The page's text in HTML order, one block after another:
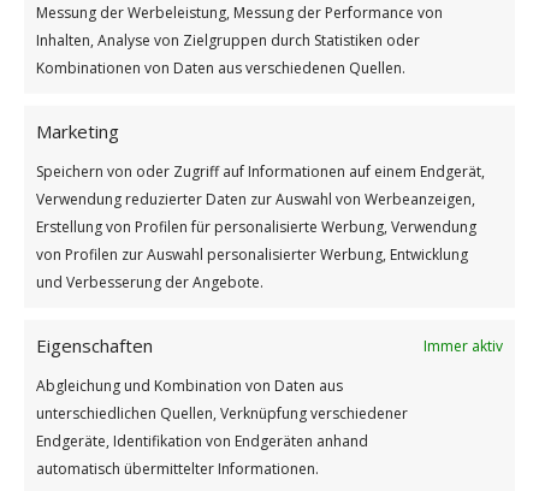
Messung der Werbeleistung, Messung der Performance von
Inhalten, Analyse von Zielgruppen durch Statistiken oder
Kombinationen von Daten aus verschiedenen Quellen.
Marketing
Speichern von oder Zugriff auf Informationen auf einem Endgerät,
Verwendung reduzierter Daten zur Auswahl von Werbeanzeigen,
Erstellung von Profilen für personalisierte Werbung, Verwendung
von Profilen zur Auswahl personalisierter Werbung, Entwicklung
und Verbesserung der Angebote.
Eigenschaften
Immer aktiv
Abgleichung und Kombination von Daten aus
unterschiedlichen Quellen, Verknüpfung verschiedener
Endgeräte, Identifikation von Endgeräten anhand
automatisch übermittelter Informationen.
Weiterlesen
11. JUNI 2026 / 0 KOMMENTARE / VONGÜNTER